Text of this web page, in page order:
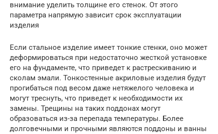
внимание уделить толщине его стенок. От этого
параметра напрямую зависит срок эксплуатации
изделия
Если стальное изделие имеет тонкие стенки, оно может
деформироваться при недостаточно жесткой установке
его на фундаменте, что приведет к растрескиванию и
сколам эмали. Тонкостенные акриловые изделия будут
прогибаться под весом даже нетяжелого человека и
могут треснуть, что приведет к необходимости их
замены. Трещины на таких поддонах могут
образоваться из-за перепада температуры. Более
долговечными и прочными являются поддоны и ванны